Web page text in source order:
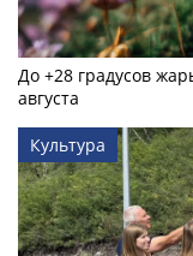
До +28 градусов
августа
Культура